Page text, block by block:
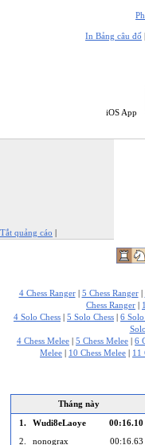
In Bảng câu đố |
iOS App
Tắt quảng cáo |
4 Chess Ranger| 5 Chess Ranger|
Chess Ranger |
4 Solo Chess | 5 Solo Chess | 6 Solo
4 Chess Melee | 5 Chess Melee | 6
Melee | 10 Chess Melee | 11
Tháng này
1.
Wudi8eLaoye
00:16.10
2.
nonograx
00:16.63